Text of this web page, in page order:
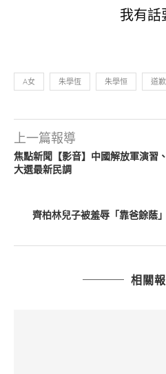
我有話
A女 朱學恆 朱學恒 道歉
上一篇報導
焦點新聞【影音】中國解放軍演習
大選最新民調
齊柏林兒子被羞辱「靠爸餘
相關